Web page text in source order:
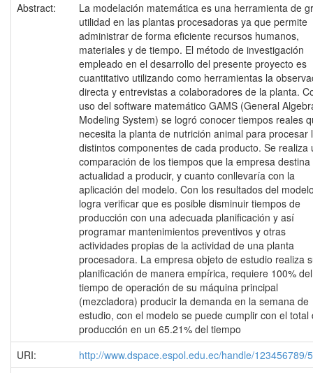
Abstract:
La modelación matemática es una herramienta de
utilidad en las plantas procesadoras ya que permite
administrar de forma eficiente recursos humanos,
materiales y de tiempo. El método de investigación
empleado en el desarrollo del presente proyecto es
cuantitativo utilizando como herramientas la
directa y entrevistas a colaboradores de la planta.
uso del software matemático GAMS (General
Modeling System) se logró conocer tiempos reales
necesita la planta de nutrición animal para procesar
distintos componentes de cada producto. Se realiza
comparación de los tiempos que la empresa destina
actualidad a producir, y cuanto conllevaría con la
aplicación del modelo. Con los resultados del
logra verificar que es posible disminuir tiempos de
producción con una adecuada planificación y así
programar mantenimientos preventivos y otras
actividades propias de la actividad de una planta
procesadora. La empresa objeto de estudio realiza
planificación de manera empírica, requiere 100% del
tiempo de operación de su máquina principal
(mezcladora) producir la demanda en la semana de
estudio, con el modelo se puede cumplir con el total
producción en un 65.21% del tiempo
URI:
http://www.dspace.espol.edu.ec/handle/123456789/